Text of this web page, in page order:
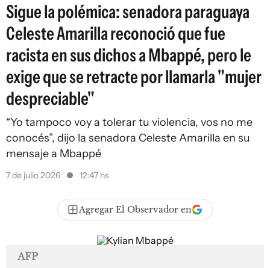
Sigue la polémica: senadora paraguaya
Celeste Amarilla reconoció que fue
racista en sus dichos a Mbappé, pero le
exige que se retracte por llamarla "mujer
despreciable"
“Yo tampoco voy a tolerar tu violencia, vos no me
conocés”, dijo la senadora Celeste Amarilla en su
mensaje a Mbappé
7 de julio 2026 12:47 hs
Agregar El Observador en
AFP